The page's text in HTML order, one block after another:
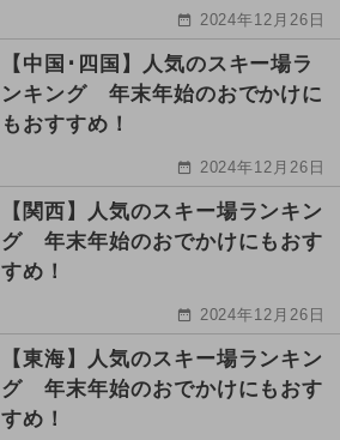
2024年12月26日
【中国･四国】人気のスキー場ラ
ンキング 年末年始のおでかけに
もおすすめ！
2024年12月26日
【関西】人気のスキー場ランキン
グ 年末年始のおでかけにもおす
すめ！
2024年12月26日
【東海】人気のスキー場ランキン
グ 年末年始のおでかけにもおす
すめ！